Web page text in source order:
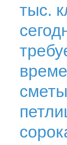
тыс.